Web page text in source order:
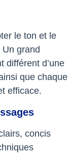
le ton et le
grand
différent d’une
que chaque
efficace.
concis